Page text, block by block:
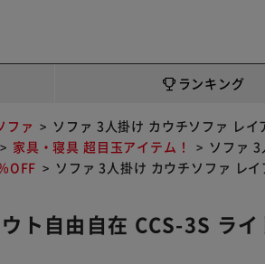
ランキング
ファ
ソファ 3人掛け カウチソファ レ
家具・寝具 超目玉アイテム！
ソファ
OFF
ソファ 3人掛け カウチソファ レ
ト自由自在 CCS-3S ライ